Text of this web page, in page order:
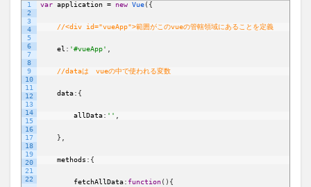
1
2
3
4
5
6
7
8
9
10
11
12
13
14
15
16
17
18
19
20
21
22
var application = new Vue( {
//<div id="vueApp">範囲がこのvueの管轄領域にあることを定義
el : '#vueApp' ,
//dataは　vueの中で使われる変数
data: {
allData: '' ,
} ,
methods : {
fetchAllData: function( ) {